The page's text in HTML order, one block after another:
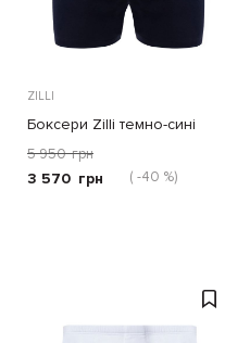
ZILLI
Боксери Zilli темно-сині
5 950 грн
3 570 грн ( -40 %)